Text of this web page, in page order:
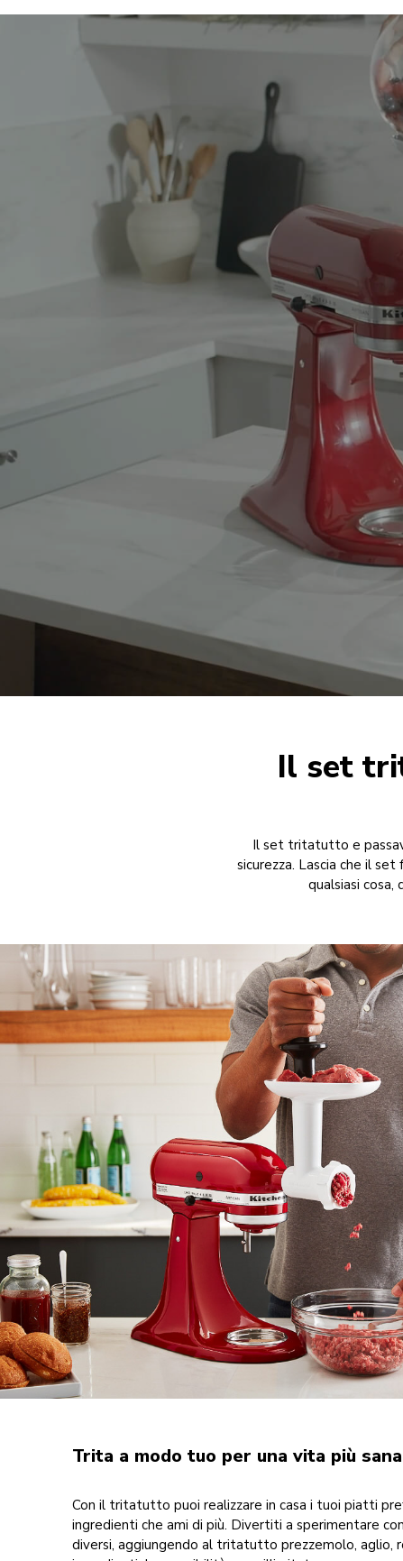
Il set
Il set tritatutto e
sicurezza. Lascia che il
qualsiasi
Trita a modo tuo per una vita più sana
Con il tritatutto puoi realizzare in casa i tuoi piatti
ingredienti che ami di più. Divertiti a sperimentare
diversi, aggiungendo al tritatutto prezzemolo, aglio,